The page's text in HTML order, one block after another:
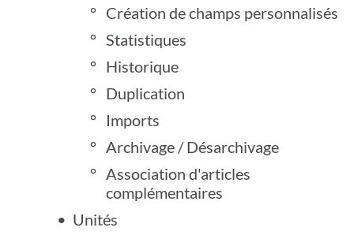
Création de champs personnalisés
Statistiques
Historique
Duplication
Imports
Archivage / Désarchivage
Association d'articles
complémentaires
Unités